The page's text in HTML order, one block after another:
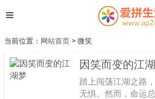
当前位置： 网站首页 > 微笑
因笑而变的江
踏上闯荡江湖之路
无惧。然而，命运